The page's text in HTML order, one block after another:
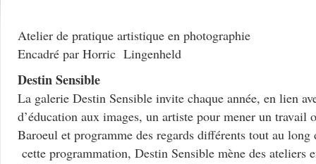
Atelier de pratique artistique en photographie
Encadré par Horric Lingenheld
Destin Sensible
La galerie Destin Sensible invite chaque année, en lien
d’éducation aux images, un artiste pour mener un travail
Baroeul et programme des regards différents tout au long
cette programmation, Destin Sensible mène des ateliers